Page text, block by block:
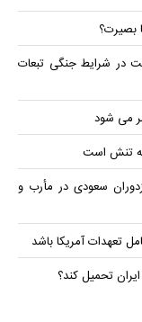
بصیرت؟
در شرایط جنگی تبعات
می شود
تنش است
سعودی در مأرب و
تعهدات آمریکا باشد
ایران تحمیل کند؟